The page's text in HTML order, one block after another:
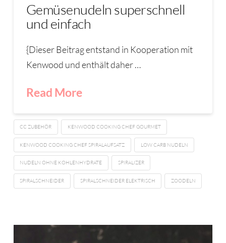
Gemüsenudeln superschnell
und einfach
{Dieser Beitrag entstand in Kooperation mit
Kenwood und enthält daher …
Read More
CC ZUBEHÖR KENWOOD COOKING CHEF GOURMET
KENWOOD COOKING CHEF SPIRALAUFSATZ LOW CARB NUDELN
NUDELN OHNE KOHLENHYDRATE SPIRALIZER
SPIRALSCHNEIDER SPIRALSCHNEIDER ELEKTRISCH ZOODELN